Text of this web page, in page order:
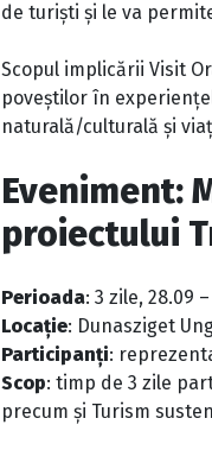
de turiști și le va
Scopul implicării Visit
poveștilor în
naturală/culturală și
Eveniment:
proiectului
Perioada: 3 zile, 28.09
Locație: Dunasziget
Participanți:
Scop: timp de 3 zile
precum și Turism